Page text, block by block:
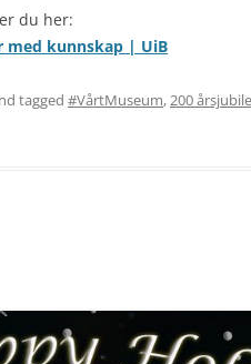
du her:
med kunnskap | UiB
tagged #VårtMuseum,200